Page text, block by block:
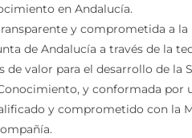
en Andalucía.
y comprometida a la
de Andalucía a través de la
de valor para el desarrollo de la
y conformada por
y comprometido con la